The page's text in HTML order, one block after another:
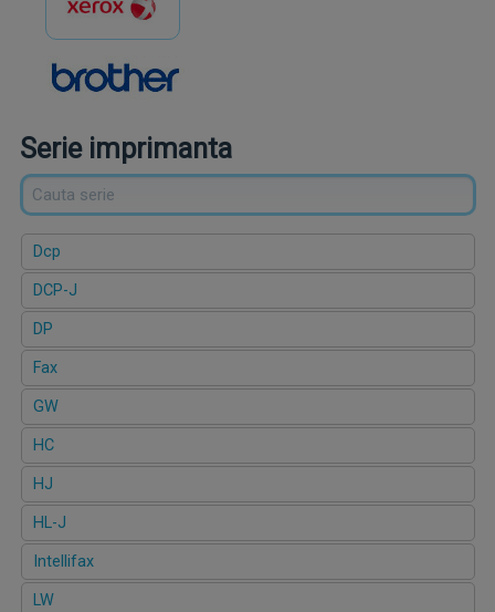
Serie imprimanta
Dcp
DCP-J
DP
Fax
GW
HC
HJ
HL-J
Intellifax
LW